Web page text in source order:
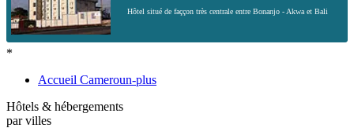
Hôtel situé de faççon très centrale entre Bonanjo - Akwa et Bali
*
Accueil Cameroun-plus
Hôtels & hébergements
par villes